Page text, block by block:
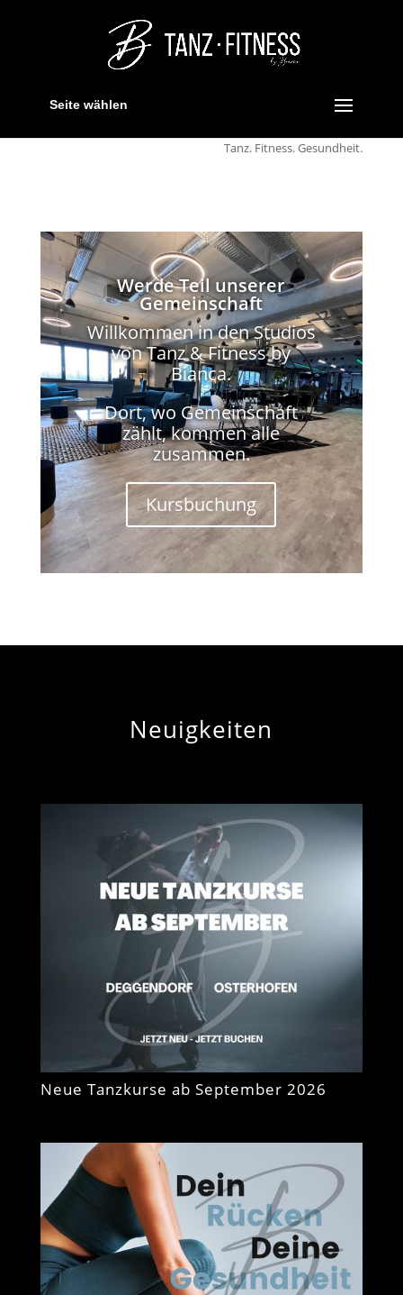
Seite wählen
Tanz. Fitness. Gesundheit.
Werde Teil unserer
Gemeinschaft
Willkommen in den Studios
von Tanz & Fitness by
Bianca.
Dort, wo Gemeinschaft
zählt, kommen alle
zusammen.
Kursbuchung
Neuigkeiten
Neue Tanzkurse ab September 2026